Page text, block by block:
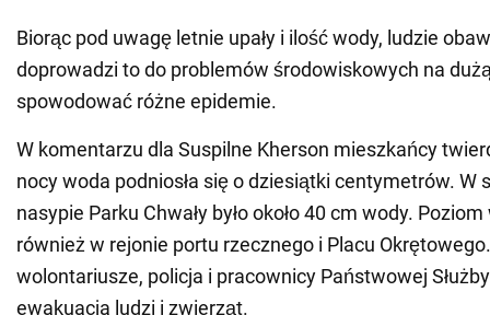
Biorąc pod uwagę letnie upały i ilość wody, ludzie
doprowadzi to do problemów środowiskowych na
spowodować różne epidemie.
W komentarzu dla Suspilne Kherson mieszkańcy
nocy woda podniosła się o dziesiątki centymetrów. W
nasypie Parku Chwały było około 40 cm wody.
również w rejonie portu rzecznego i Placu
wolontariusze, policja i pracownicy Państwowej
ewakuacja ludzi i zwierząt.